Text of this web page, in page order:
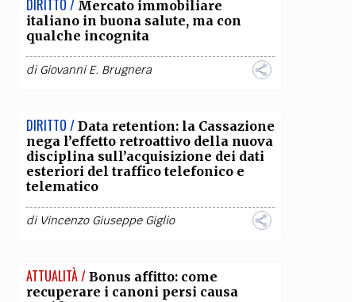
DIRITTO / Mercato immobiliare
italiano in buona salute, ma con
qualche incognita
diGiovanni E. Brugnera
DIRITTO / Data retention: la Cassazione
nega l’effetto retroattivo della nuova
disciplina sull’acquisizione dei dati
esteriori del traffico telefonico e
telematico
di Vincenzo Giuseppe Giglio
ATTUALITÀ / Bonus affitto: come
recuperare i canoni persi causa